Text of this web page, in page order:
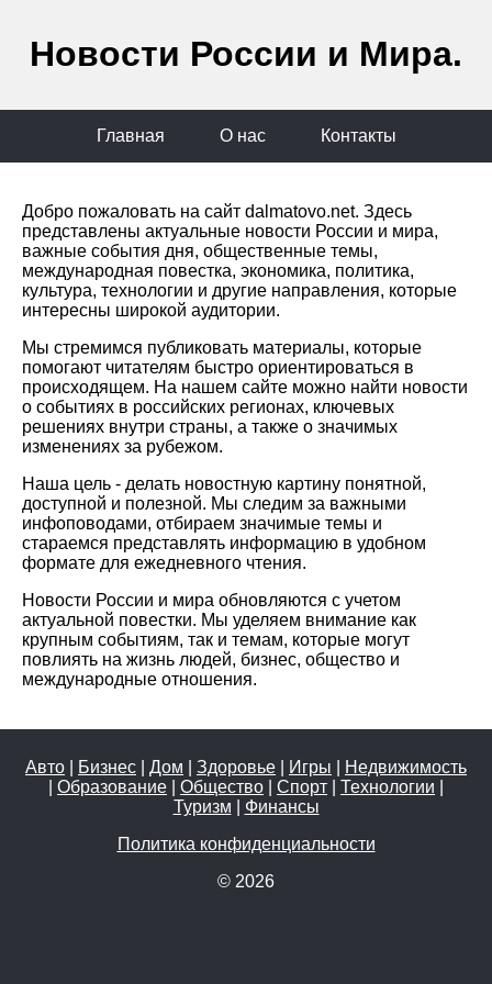
Новости России и Мира.
Главная О нас Контакты
Добро пожаловать на сайт dalmatovo.net. Здесь
представлены актуальные новости России и мира,
важные события дня, общественные темы,
международная повестка, экономика, политика,
культура, технологии и другие направления, которые
интересны широкой аудитории.
Мы стремимся публиковать материалы, которые
помогают читателям быстро ориентироваться в
происходящем. На нашем сайте можно найти новости
о событиях в российских регионах, ключевых
решениях внутри страны, а также о значимых
изменениях за рубежом.
Наша цель - делать новостную картину понятной,
доступной и полезной. Мы следим за важными
инфоповодами, отбираем значимые темы и
стараемся представлять информацию в удобном
формате для ежедневного чтения.
Новости России и мира обновляются с учетом
актуальной повестки. Мы уделяем внимание как
крупным событиям, так и темам, которые могут
повлиять на жизнь людей, бизнес, общество и
международные отношения.
Авто Бизнес Дом Здоровье Игры
Недвижимость
Образование Общество Спорт Технологии
Туризм
Финансы
Политика конфиденциальности
© 2026